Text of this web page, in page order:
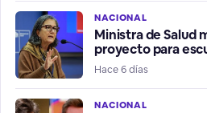
NACIONAL
Ministra de Salud
proyecto para
embrión o feto
Hace 6 días
NACIONAL